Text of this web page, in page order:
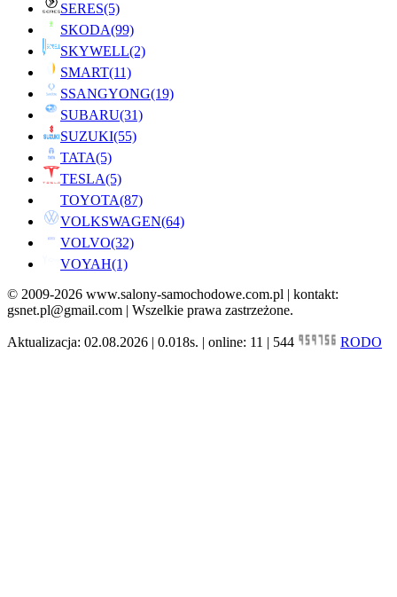
SERES(5)
SKODA(99)
SKYWELL(2)
SMART(11)
SSANGYONG(19)
SUBARU(31)
SUZUKI(55)
TATA(5)
TESLA(5)
TOYOTA(87)
VOLKSWAGEN(64)
VOLVO(32)
VOYAH(1)
© 2009-2026 www.salony-samochodowe.com.pl | kontakt:
gsnet.pl@gmail.com | Wszelkie prawa zastrzeżone.
Aktualizacja: 02.08.2026 | 0.018s. | online: 11 | 544 RODO